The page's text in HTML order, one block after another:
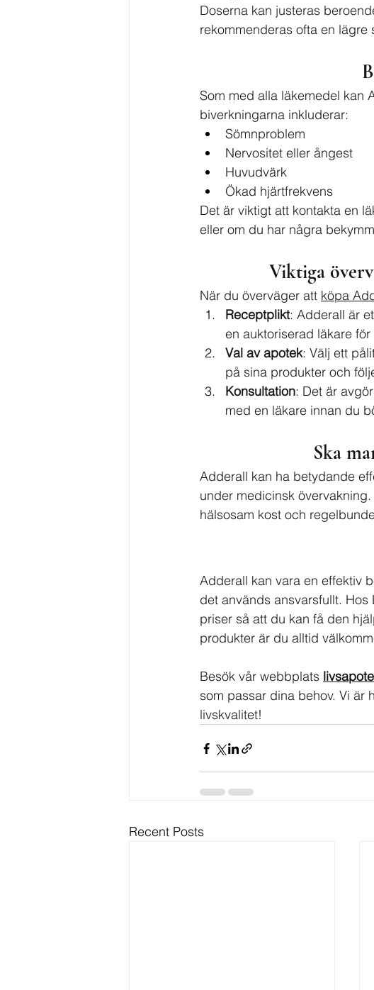
Doserna kan justeras
rekommenderas ofta en
Som med alla läkemedel kan
biverkningarna inkluderar:
Sömnproblem
Nervositet eller ångest
Huvudvärk
Ökad hjärtfrekvens
Det är viktigt att kontakta en
eller om du har några
Viktiga
När du överväger att köpa
Receptplikt: Adderall är
en auktoriserad läkare
Val av apotek: Välj ett
på sina produkter och
Konsultation: Det är
med en läkare innan du
Ska
Adderall kan ha betydande
under medicinsk
hälsosam kost och
Adderall kan vara en effektiv
det används ansvarsfullt.
priser så att du kan få den
produkter är du alltid
Besök vår webbplats
som passar dina behov. Vi är
livskvalitet!
Recent Posts